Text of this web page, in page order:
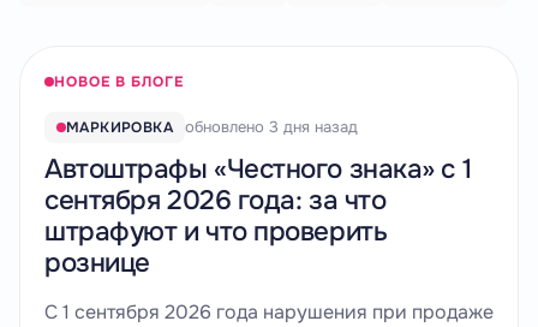
НОВОЕ В БЛОГЕ
МАРКИРОВКА обновлено 3 дня назад
Автоштрафы «Честного знака» с 1
сентября 2026 года: за что
штрафуют и что проверить
рознице
С 1 сентября 2026 года нарушения при продаже